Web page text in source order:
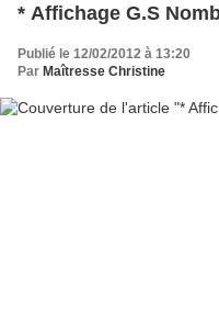
* Affichage G.S
Publié le 12/02/2012 à 13:20
Par Maîtresse Christine